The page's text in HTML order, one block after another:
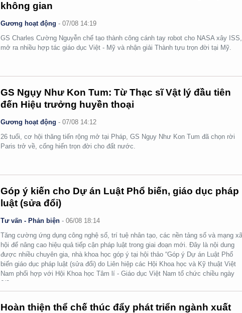
không gian
Gương hoạt động -07/08 14:19
GS Charles Cường Nguyễn chế tạo thành công cánh tay robot cho NASA xây ISS,
mở ra nhiều hợp tác giáo dục Việt - Mỹ và nhận giải Thành tựu trọn đời tại Mỹ.
GS Ngụy Như Kon Tum: Từ Thạc sĩ Vật lý đầu tiên
đến Hiệu trưởng huyền thoại
Gương hoạt động -07/08 14:12
26 tuổi, cơ hội thăng tiến rộng mở tại Pháp, GS Ngụy Như Kon Tum đã chọn rời
Paris trở về, cống hiến trọn đời cho đất nước.
Góp ý kiến cho Dự án Luật Phổ biến, giáo dục pháp
luật (sửa đổi)
Tư vấn - Phản biện -06/08 18:14
Tăng cường ứng dụng công nghệ số, trí tuệ nhân tạo, các nền tảng số và mạng
hội để nâng cao hiệu quả tiếp cận pháp luật trong giai đoạn mới. Đây là nội dung
được nhiều chuyên gia, nhà khoa học góp ý tại hội thảo “Góp ý Dự án Luật Phổ
biến giáo dục pháp luật (sửa đổi) do Liên hiệp các Hội Khoa học và Kỹ thuật Việt
Nam phối hợp với Hội Khoa học Tâm lí - Giáo dục Việt Nam tổ chức chiều ngày
6/8.
Hoàn thiện thể chế thúc đẩy phát triển ngành xuất